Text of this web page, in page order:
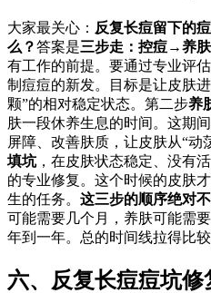
大家最关心： 反复长痘留下的
么？答案是三步走：控痘→养
有工作的前提。要通过专业评
制痘痘的新发。目标是让皮肤
颗”的相对稳定状态。第二步养
肤一段休养生息的时间。这期
屏障、改善肤质，让皮肤从“动
填坑，在皮肤状态稳定、没有
的专业修复。这个时候的皮肤
生的任务。 这三步的顺序绝对
可能需要几个月，养肤可能需
年到一年。总的时间线拉得比
六、反复长痘痘坑